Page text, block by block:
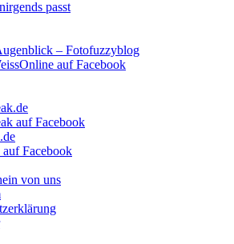
passt
– Fotofuzzyblog
auf Facebook
auf Facebook
Facebook
von uns